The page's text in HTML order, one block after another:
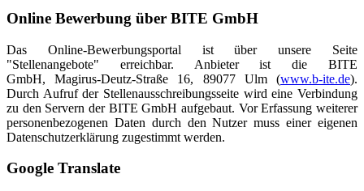
Online Bewerbung über BITE GmbH
Das Online-Bewerbungsportal ist über unsere Seite
"Stellenangebote" erreichbar. Anbieter ist die BITE
GmbH, Magirus-Deutz-Straße 16, 89077 Ulm (www.b-ite.de).
Durch Aufruf der Stellenausschreibungsseite wird eine Verbindung
zu den Servern der BITE GmbH aufgebaut. Vor Erfassung weiterer
personenbezogenen Daten durch den Nutzer muss einer eigenen
Datenschutzerklärung zugestimmt werden.
Google Translate